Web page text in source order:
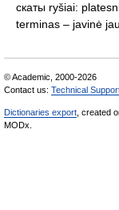
скаты ryšiai:
terminas – javinė
© Academic, 2000-2026
Contact us: Technical
Dictionaries export , created
MODx.